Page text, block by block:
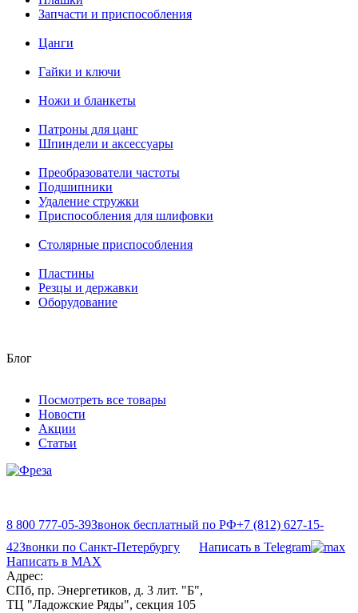
Запчасти и приспособления
Цанги
Гайки и ключи
Ножи и бланкеты
Патроны для цанг
Шпиндели и аксессуары
Преобразователи частоты
Подшипники
Удаление стружки
Приспособления для шлифовки
Столярные приспособления
Пластины
Резцы и державки
Оборудование
Блог
Посмотреть все товары
Новости
Акции
Статьи
8 800 777-05-39Звонок бесплатный по РФ+7 (812) 627-15-
42Звонки по Санкт-Петербургу
Написать в Telegram
Написать в MAX
Адрес:
СПб, пр. Энергетиков, д. 3 лит. "Б",
ТЦ "Ладожские Ряды", секция 105